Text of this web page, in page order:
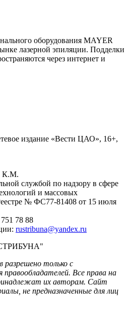
оборудования MAYER
лазерной эпиляции. Подделки
через интернет и
издание «Вести ЦАО», 16+,
К.М.
службой по надзору в сфере
и массовых
№ ФС77-81408 от 15 июля
78 88
rustribuna@yandex.ru
разрешено только с
правообладателей. Все права на
их авторам. Сайт
не предназначенные для лиц